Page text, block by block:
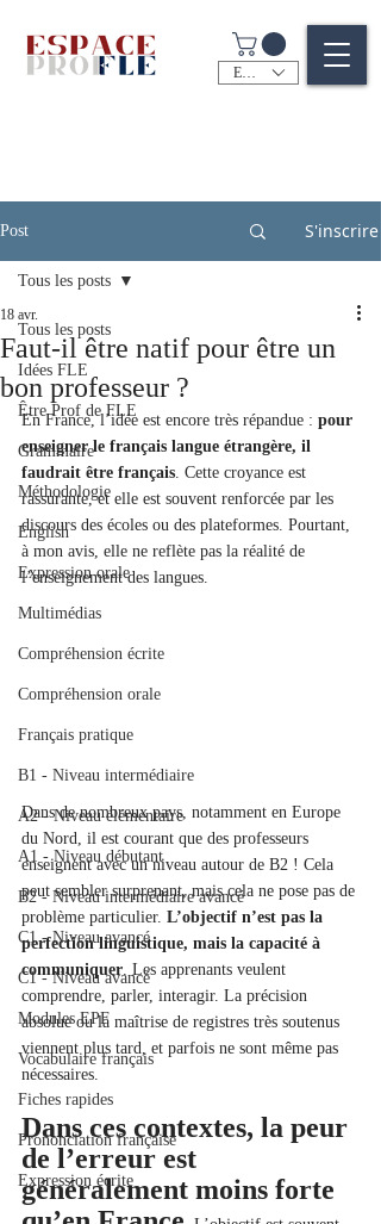
EUR (€)
Post S'inscrire
Tous les posts
Idées FLE
Être Prof de FLE
Grammaire
Méthodologie
English
Expression orale
Multimédias
Compréhension écrite
Compréhension orale
Français pratique
B1 - Niveau intermédiaire
A2 - Niveau élémentaire
A1 - Niveau débutant
B2 - Niveau intermédiaire avancé
C1 - Niveau avancé
C1 - Niveau avancé
Modules EPF
Vocabulaire français
Fiches rapides
Prononciation française
Expression écrite
Tous les posts
Faut-il être natif pour être un
bon professeur ?
18 avr.
En France, l’idée est encore très répandue : pour
enseigner le français langue étrangère, il
faudrait être français. Cette croyance est
rassurante, et elle est souvent renforcée par les
discours des écoles ou des plateformes. Pourtant,
à mon avis, elle ne reflète pas la réalité de
l’enseignement des langues.
Dans de nombreux pays, notamment en Europe
du Nord, il est courant que des professeurs
enseignent avec un niveau autour de B2 ! Cela
peut sembler surprenant, mais cela ne pose pas de
problème particulier. L’objectif n’est pas la
perfection linguistique, mais la capacité à
communiquer . Les apprenants veulent
comprendre, parler, interagir. La précision
absolue ou la maîtrise de registres très soutenus
viennent plus tard, et parfois ne sont même pas
nécessaires.
Dans ces contextes, la peur
de l’erreur est
généralement moins forte